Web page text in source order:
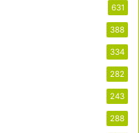
631
388
334
282
243
288